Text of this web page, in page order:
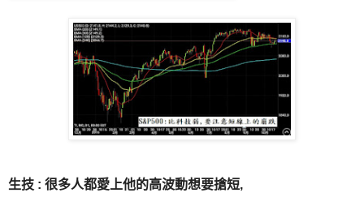
生技 : 很多人都愛上他的高波動想要搶短,